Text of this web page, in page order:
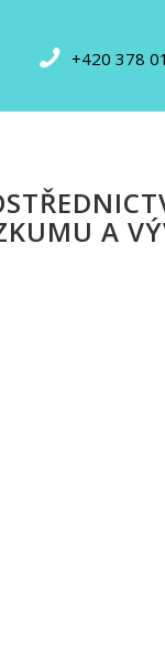
+420 378
A